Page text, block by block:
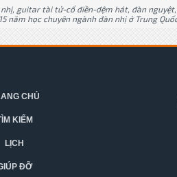
nhị, guitar tài tử-cổ điền-đệm hát, đàn
năm học chuyên ngành đàn nhị ở Trung
CHỦ
KIẾM
LỊCH
ĐỠ